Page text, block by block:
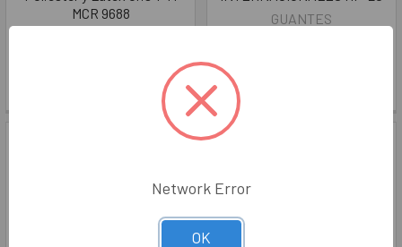
MCR 9688
GUANTES
Network Error
OK